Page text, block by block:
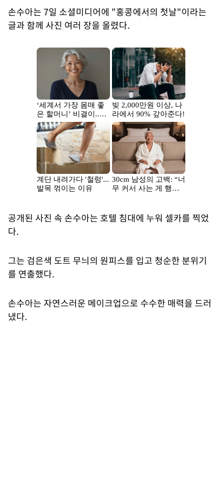
손수아는 7일 소셜미디어에 "홍콩에서의 첫날"이라는
글과 함께 사진 여러 장을 올렸다.
공개된 사진 속 손수아는 호텔 침대에 누워 셀카를 찍었
다.
그는 검은색 도트 무늬의 원피스를 입고 청순한 분위기
를 연출했다.
손수아는 자연스러운 메이크업으로 수수한 매력을 드러
냈다.